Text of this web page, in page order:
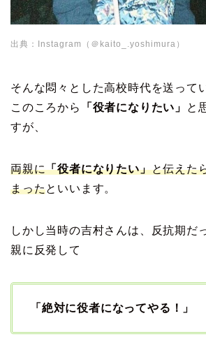
出典：Instagram（＠kaito_.yoshimura）
そんな悶々とした高校時代を送って
このころから
「役者になりたい」
と
すが、
両親に「役者になりたい」と伝えた
まったといいます。
しかし当時の吉村さんは、反抗期だ
親に反発して
「絶対に役者になってやる！」